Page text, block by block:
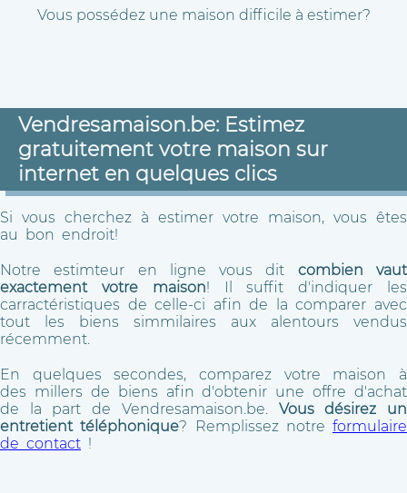
Vous possédez une maison difficile à estimer?
Vendresamaison.be: Estimez
gratuitement votre maison sur
internet en quelques clics
Si vous cherchez à estimer votre maison, vous êtes
au bon endroit!
Notre estimteur en ligne vous dit combien vaut
exactement votre maison! Il suffit d'indiquer les
carractéristiques de celle-ci afin de la comparer avec
tout les biens simmilaires aux alentours vendus
récemment.
En quelques secondes, comparez votre maison à
des millers de biens afin d'obtenir une offre d'achat
de la part de Vendresamaison.be. Vous désirez un
entretient téléphonique? Remplissez notre formulaire
de contact !